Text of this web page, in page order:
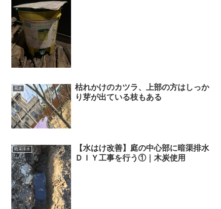
花き
枯れかけのカツラ、上部の方はしっか
り芽が出ている枝もある
暗渠排水
【水はけ改善】庭の中心部に暗渠排水
ＤＩＹ工事を行う①｜木炭使用